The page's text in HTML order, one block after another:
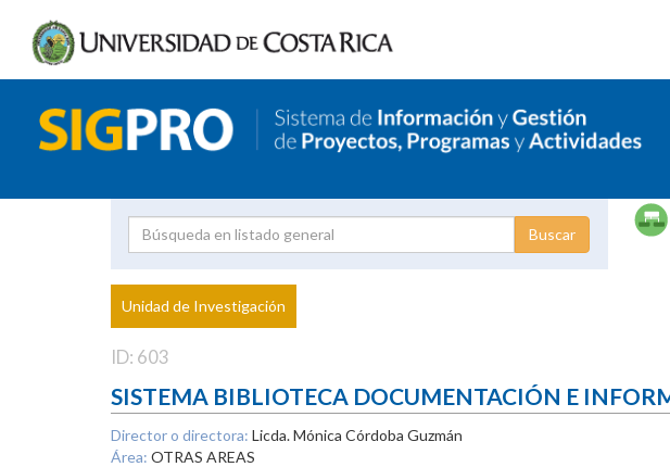
Proyecto
Investigador
Unidad de Investigación
ID: 603
SISTEMA BIBLIOTECA DOCUMENTACIÓN E
Director o directora: Licda. Mónica Córdoba Guzmán
Área: OTRAS AREAS